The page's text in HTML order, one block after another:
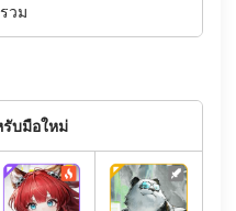
วม
บมือใหม่